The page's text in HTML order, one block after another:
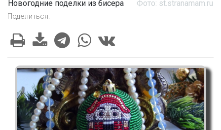
Новогодние поделки из бисера Фото: st.stranamam.ru
Поделиться: